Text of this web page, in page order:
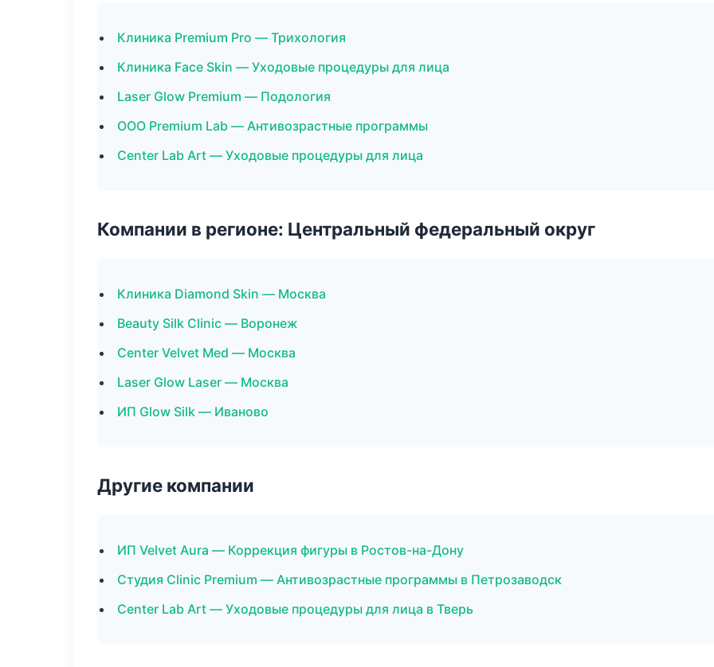
Клиника Premium Pro — Трихология
Клиника Face Skin — Уходовые процедуры для лица
Laser Glow Premium — Подология
ООО Premium Lab — Антивозрастные программы
Center Lab Art — Уходовые процедуры для лица
Компании в регионе: Центральный федеральный округ
Клиника Diamond Skin — Москва
Beauty Silk Clinic — Воронеж
Center Velvet Med — Москва
Laser Glow Laser — Москва
ИП Glow Silk — Иваново
Другие компании
ИП Velvet Aura — Коррекция фигуры в Ростов-на-Дону
Студия Clinic Premium — Антивозрастные программы в Петрозаводск
Center Lab Art — Уходовые процедуры для лица в Тверь